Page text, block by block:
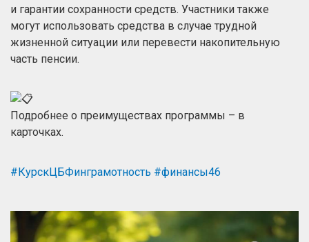
и гарантии сохранности средств. Участники также
могут использовать средства в случае трудной
жизненной ситуации или перевести накопительную
часть пенсии.
Подробнее о преимуществах программы – в
карточках.
#КурскЦБФинграмотность #финансы46